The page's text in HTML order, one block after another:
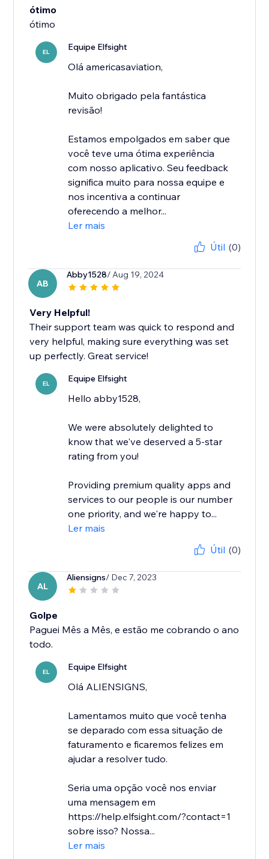
ótimo
ótimo
EL Equipe Elfsight
Olá americasaviation,
Muito obrigado pela fantástica
revisão!
Estamos empolgados em saber que
você teve uma ótima experiência
com nosso aplicativo. Seu feedback
significa muito para nossa equipe e
nos incentiva a continuar
oferecendo a melhor...
Ler mais
Útil (0)
AB
Abby1528/ Aug 19, 2024
Very Helpful!
Their support team was quick to respond and
very helpful, making sure everything was set
up perfectly. Great service!
EL Equipe Elfsight
Hello abby1528,
We were absolutely delighted to
know that we've deserved a 5-star
rating from you!
Providing premium quality apps and
services to our people is our number
one priority, and we're happy to...
Ler mais
Útil (0)
AL
Aliensigns/ Dec 7, 2023
Golpe
Paguei Mês a Mês, e estão me cobrando o ano
todo.
EL Equipe Elfsight
Olá ALIENSIGNS,
Lamentamos muito que você tenha
se deparado com essa situação de
faturamento e ficaremos felizes em
ajudar a resolver tudo.
Seria uma opção você nos enviar
uma mensagem em
https://help.elfsight.com/?contact=1
sobre isso? Nossa...
Ler mais